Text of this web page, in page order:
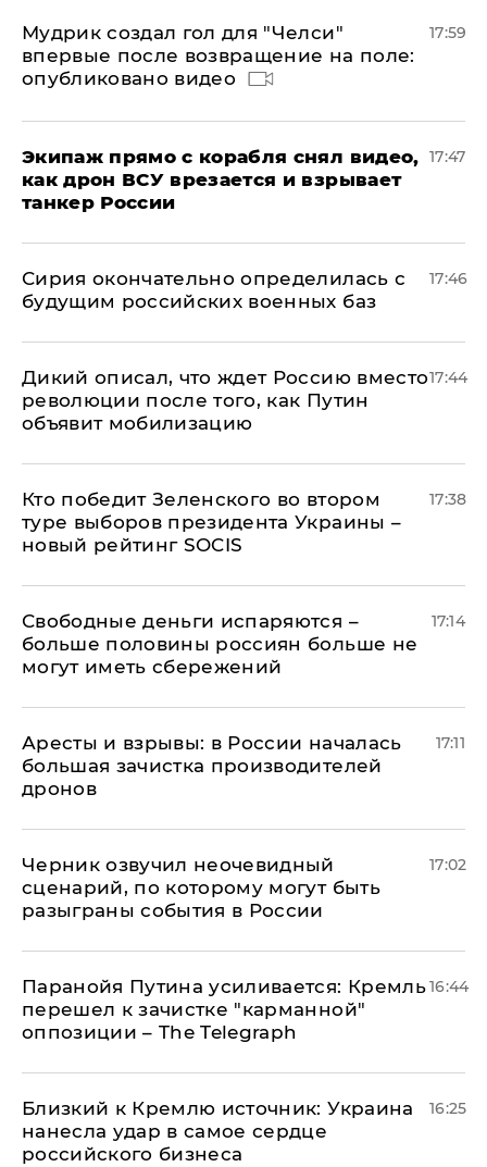
Мудрик создал гол для "Челси"
впервые после возвращение на поле:
опубликовано видео
17:59
Экипаж прямо с корабля снял видео,
как дрон ВСУ врезается и взрывает
танкер России
17:47
Сирия окончательно определилась с
будущим российских военных баз
17:46
Дикий описал, что ждет Россию вместо
революции после того, как Путин
объявит мобилизацию
17:44
Кто победит Зеленского во втором
туре выборов президента Украины –
новый рейтинг SOCIS
17:38
Свободные деньги испаряются –
больше половины россиян больше не
могут иметь сбережений
17:14
Аресты и взрывы: в России началась
большая зачистка производителей
дронов
17:11
Черник озвучил неочевидный
сценарий, по которому могут быть
разыграны события в России
17:02
Паранойя Путина усиливается: Кремль
перешел к зачистке "карманной"
оппозиции – The Telegraph
16:44
Близкий к Кремлю источник: Украина
нанесла удар в самое сердце
российского бизнеса
16:25